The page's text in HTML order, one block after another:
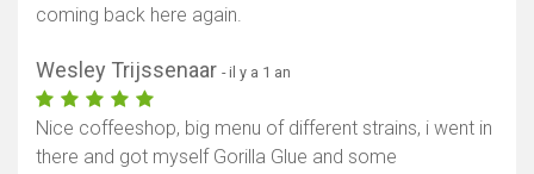
coming back here again.
Wesley Trijssenaar - il y a 1 an
Nice coffeeshop, big menu of different strains, i went in
there and got myself Gorilla Glue and some